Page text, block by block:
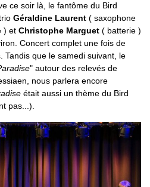
ce soir là, le fantôme du Bird
Géraldine Laurent ( saxophone
) et Christophe Marguet ( batterie )
Concert complet une fois de
Tandis que le samedi suivant, le
" autour des relevés de
nous parlera encore
était aussi un thème du Bird
pas...).